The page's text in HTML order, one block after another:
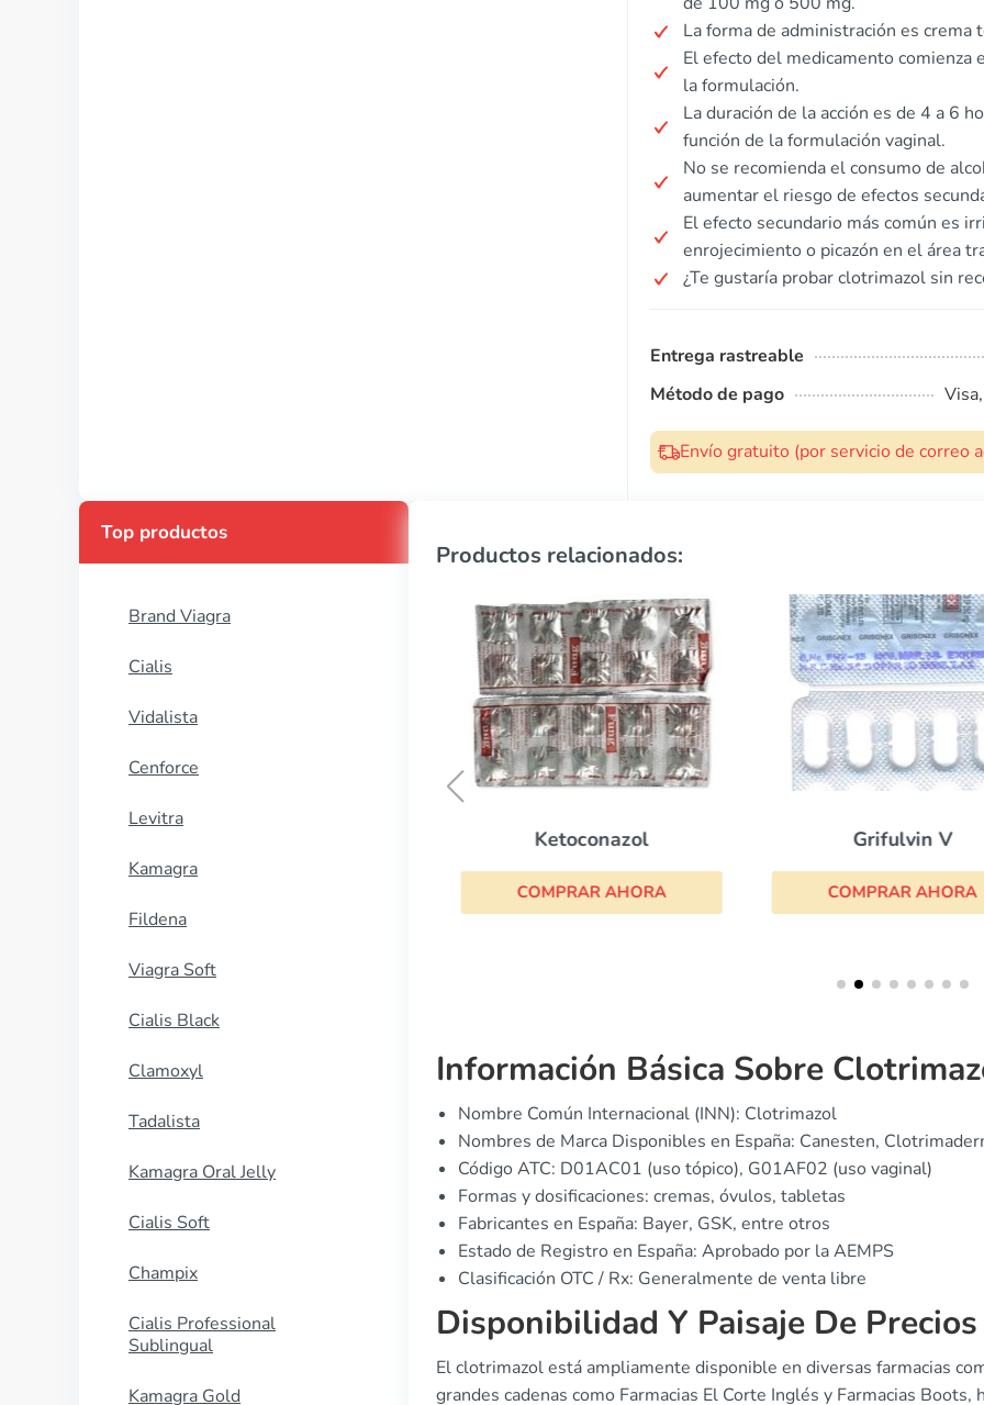
La forma de administración es
El efecto del medicamento comienza
la formulación.
La duración de la acción es de 4 a 6
función de la formulación vaginal.
No se recomienda el consumo de
aumentar el riesgo de efectos
El efecto secundario más común es
enrojecimiento o picazón en el área
¿Te gustaría probar clotrimazol sin
Entrega rastreable
Método de pago
Envío gratuito (por servicio de correo
Top productos
Brand Viagra
Cialis
Vidalista
Cenforce
Levitra
Kamagra
Fildena
Viagra Soft
Cialis Black
Clamoxyl
Tadalista
Kamagra Oral Jelly
Cialis Soft
Champix
Cialis Professional
Sublingual
Kamagra Gold
Productos relacionados:
Ketoconazol
COMPRAR AHORA
Grifulvin V
COMPRAR AHORA
Información Básica Sobre
Nombre Común Internacional (INN): Clotrimazol
Nombres de Marca Disponibles en España: Canesten,
Código ATC: D01AC01 (uso tópico), G01AF02 (uso vaginal)
Formas y dosificaciones: cremas, óvulos, tabletas
Fabricantes en España: Bayer, GSK, entre otros
Estado de Registro en España: Aprobado por la AEMPS
Clasificación OTC / Rx: Generalmente de venta libre
Disponibilidad Y Paisaje De Precios
El clotrimazol está ampliamente disponible en diversas farmacias
grandes cadenas como Farmacias El Corte Inglés y Farmacias